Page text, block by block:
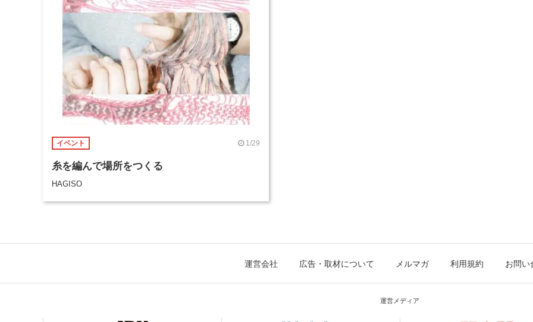
イベント 1/29
糸を編んで場所をつくる
HAGISO
運営会社 広告・取材について メルマガ 利用規約 お問い
運営メディア